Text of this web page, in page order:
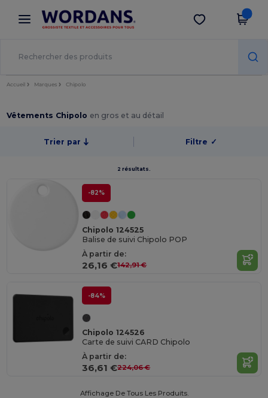
× Appli Wordans
Meilleurs prix sur l’app !
Obtenir l'appli
Accueil Marques Chipolo
Vêtements Chipolo en gros et au détail
Trier par Filtre ✓
2 résultats.
-82%
Chipolo 124525
Balise de suivi Chipolo POP
À partir de:
26,16 €142,91 €
-84%
Chipolo 124526
Carte de suivi CARD Chipolo
À partir de:
36,61 €224,06 €
Affichage De Tous Les Produits.